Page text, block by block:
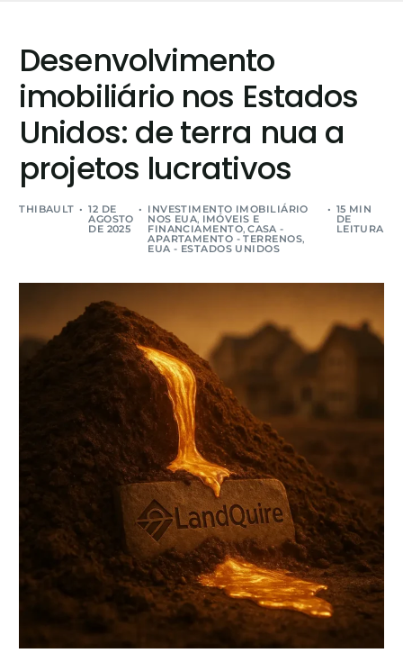
Desenvolvimento
imobiliário nos Estados
Unidos: de terra nua a
projetos lucrativos
THIBAULT 12 DE
AGOSTO
DE 2025
INVESTIMENTO IMOBILIÁRIO
NOS EUA, IMÓVEIS E
FINANCIAMENTO,CASA -
APARTAMENTO - TERRENOS,
EUA - ESTADOS UNIDOS
15 MIN
DE
LEITURA